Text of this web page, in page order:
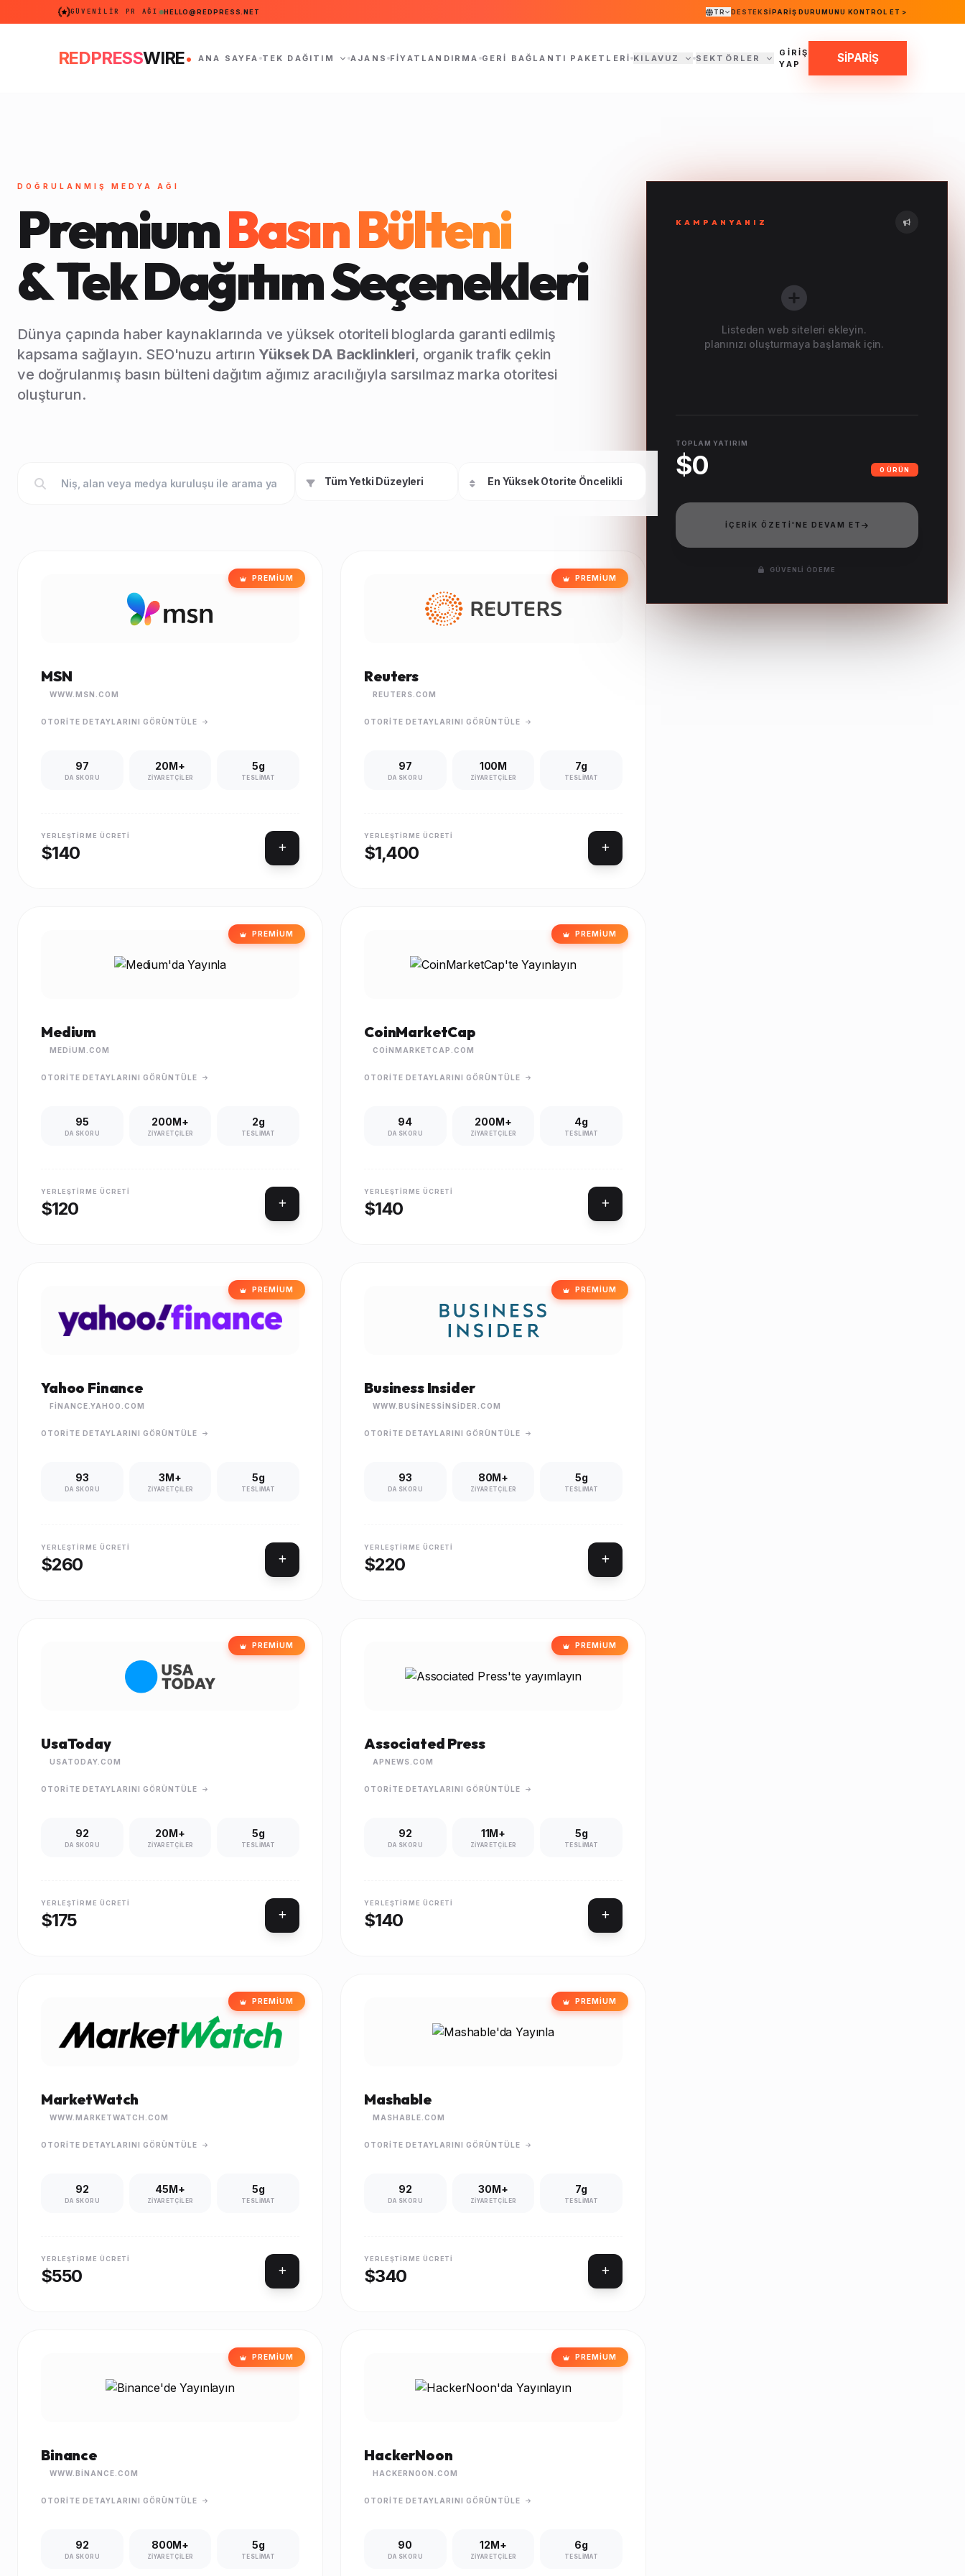
GÜVENILIR PR AĞI HELLO@REDPRESS.NET TR DESTEK SIPARIŞ DURUMUNU KONTROL ET >
REDPRESSWIRE. ANA SAYFA TEK DAĞITIM AJANS FIYATLANDIRMA GERI BAĞLANTI PAKETLERI KILAVUZ SEKTÖRLER
GİRİŞ
YAP
SİPARİŞ
DOĞRULANMIŞ MEDYA AĞI
PremiumBasın Bülteni
& Tek Dağıtım Seçenekleri
Dünya çapında haber kaynaklarında ve yüksek otoriteli bloglarda garanti edilmiş
kapsama sağlayın. SEO'nuzu artırın Yüksek DA Backlinkleri, organik trafik çekin
ve doğrulanmış basın bülteni dağıtım ağımız aracılığıyla sarsılmaz marka otoritesi
oluşturun.
PREMIUM
MSN
WWW.MSN.COM
OTORITE DETAYLARINI GÖRÜNTÜLE
97
DA SKORU
20M+
ZIYARETÇILER
5g
TESLIMAT
YERLEŞTIRME ÜCRETI
$140
PREMIUM
Reuters
REUTERS.COM
OTORITE DETAYLARINI GÖRÜNTÜLE
97
DA SKORU
100M
ZIYARETÇILER
7g
TESLIMAT
YERLEŞTIRME ÜCRETI
$1,400
PREMIUM
Medium
MEDIUM.COM
OTORITE DETAYLARINI GÖRÜNTÜLE
95
DA SKORU
200M+
ZIYARETÇILER
2g
TESLIMAT
YERLEŞTIRME ÜCRETI
$120
PREMIUM
CoinMarketCap
COINMARKETCAP.COM
OTORITE DETAYLARINI GÖRÜNTÜLE
94
DA SKORU
200M+
ZIYARETÇILER
4g
TESLIMAT
YERLEŞTIRME ÜCRETI
$140
PREMIUM
Yahoo Finance
FINANCE.YAHOO.COM
OTORITE DETAYLARINI GÖRÜNTÜLE
93
DA SKORU
3M+
ZIYARETÇILER
5g
TESLIMAT
YERLEŞTIRME ÜCRETI
$260
PREMIUM
Business Insider
WWW.BUSINESSINSIDER.COM
OTORITE DETAYLARINI GÖRÜNTÜLE
93
DA SKORU
80M+
ZIYARETÇILER
5g
TESLIMAT
YERLEŞTIRME ÜCRETI
$220
PREMIUM
UsaToday
USATODAY.COM
OTORITE DETAYLARINI GÖRÜNTÜLE
92
DA SKORU
20M+
ZIYARETÇILER
5g
TESLIMAT
YERLEŞTIRME ÜCRETI
$175
PREMIUM
Associated Press
APNEWS.COM
OTORITE DETAYLARINI GÖRÜNTÜLE
92
DA SKORU
11M+
ZIYARETÇILER
5g
TESLIMAT
YERLEŞTIRME ÜCRETI
$140
PREMIUM
MarketWatch
WWW.MARKETWATCH.COM
OTORITE DETAYLARINI GÖRÜNTÜLE
92
DA SKORU
45M+
ZIYARETÇILER
5g
TESLIMAT
YERLEŞTIRME ÜCRETI
$550
PREMIUM
Mashable
MASHABLE.COM
OTORITE DETAYLARINI GÖRÜNTÜLE
92
DA SKORU
30M+
ZIYARETÇILER
7g
TESLIMAT
YERLEŞTIRME ÜCRETI
$340
PREMIUM
Binance
WWW.BINANCE.COM
OTORITE DETAYLARINI GÖRÜNTÜLE
92
DA SKORU
800M+
ZIYARETÇILER
5g
TESLIMAT
PREMIUM
HackerNoon
HACKERNOON.COM
OTORITE DETAYLARINI GÖRÜNTÜLE
90
DA SKORU
12M+
ZIYARETÇILER
6g
TESLIMAT
KAMPANYANIZ
Listeden web siteleri ekleyin.
planınızı oluşturmaya başlamak için.
TOPLAM YATIRIM
$0 0 ÜRÜN
İÇERIK ÖZETI'NE DEVAM ET
GÜVENLI ÖDEME